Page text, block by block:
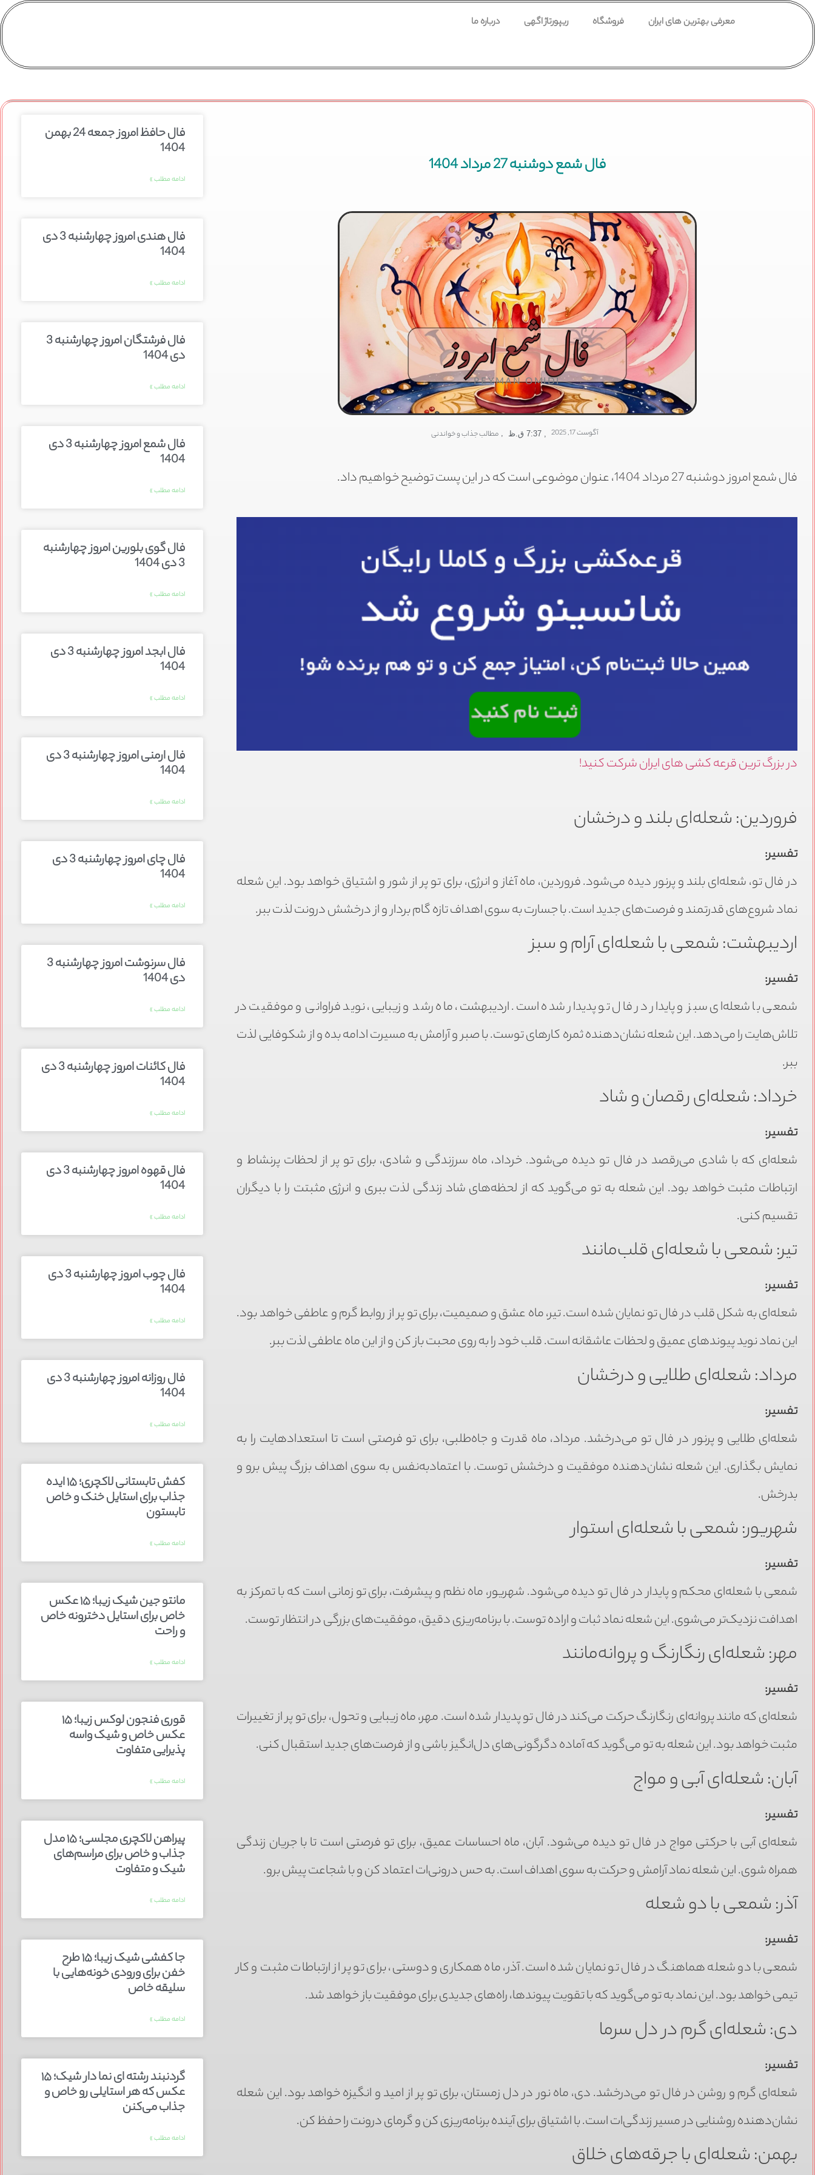
معرفی بهترین های ایران فروشگاه ریپورتاژ اگهی درباره ما
فال شمع دوشنبه 27 مرداد 1404
PEYMAN OMIDI
آگوست 17, 2025 , 7:37 ق.ظ مطالب جذاب و خواندنی
فال شمع امروز دوشنبه 27 مرداد 1404، عنوان موضوعی است که در این پست توضیح خواهیم داد.
در بزرگ ترین قرعه کشی های ایران شرکت کنید!
فروردین: شعله‌ای بلند و درخشان
تفسیر:
در فال تو، شعله‌ای بلند و پرنور دیده می‌شود. فروردین، ماه آغاز و انرژی، برای تو پر از شور و اشتیاق خواهد بود. این شعله
نماد شروع‌های قدرتمند و فرصت‌های جدید است. با جسارت به سوی اهداف تازه گام بردار و از درخشش درونت لذت ببر.
اردیبهشت: شمعی با شعله‌ای آرام و سبز
تفسیر:
شمعی با شعله‌ای سبز و پایدار در فال تو پدیدار شده است. اردیبهشت، ماه رشد و زیبایی، نوید فراوانی و موفقیت در
تلاش‌هایت را می‌دهد. این شعله نشان‌دهنده ثمره کارهای توست. با صبر و آرامش به مسیرت ادامه بده و از شکوفایی لذت
ببر.
خرداد: شعله‌ای رقصان و شاد
تفسیر:
شعله‌ای که با شادی می‌رقصد در فال تو دیده می‌شود. خرداد، ماه سرزندگی و شادی، برای تو پر از لحظات پرنشاط و
ارتباطات مثبت خواهد بود. این شعله به تو می‌گوید که از لحظه‌های شاد زندگی لذت ببری و انرژی مثبتت را با دیگران
تقسیم کنی.
تیر: شمعی با شعله‌ای قلب‌مانند
تفسیر:
شعله‌ای به شکل قلب در فال تو نمایان شده است. تیر، ماه عشق و صمیمیت، برای تو پر از روابط گرم و عاطفی خواهد بود.
این نماد نوید پیوندهای عمیق و لحظات عاشقانه است. قلب خود را به روی محبت باز کن و از این ماه عاطفی لذت ببر.
مرداد: شعله‌ای طلایی و درخشان
تفسیر:
شعله‌ای طلایی و پرنور در فال تو می‌درخشد. مرداد، ماه قدرت و جاه‌طلبی، برای تو فرصتی است تا استعدادهایت را به
نمایش بگذاری. این شعله نشان‌دهنده موفقیت و درخشش توست. با اعتمادبه‌نفس به سوی اهداف بزرگ پیش برو و
بدرخش.
شهریور: شمعی با شعله‌ای استوار
تفسیر:
شمعی با شعله‌ای محکم و پایدار در فال تو دیده می‌شود. شهریور، ماه نظم و پیشرفت، برای تو زمانی است که با تمرکز به
اهدافت نزدیک‌تر می‌شوی. این شعله نماد ثبات و اراده توست. با برنامه‌ریزی دقیق، موفقیت‌های بزرگی در انتظار توست.
مهر: شعله‌ای رنگارنگ و پروانه‌مانند
تفسیر:
شعله‌ای که مانند پروانه‌ای رنگارنگ حرکت می‌کند در فال تو پدیدار شده است. مهر، ماه زیبایی و تحول، برای تو پر از تغییرات
مثبت خواهد بود. این شعله به تو می‌گوید که آماده دگرگونی‌های دل‌انگیز باشی و از فرصت‌های جدید استقبال کنی.
آبان: شعله‌ای آبی و مواج
تفسیر:
شعله‌ای آبی با حرکتی مواج در فال تو دیده می‌شود. آبان، ماه احساسات عمیق، برای تو فرصتی است تا با جریان زندگی
همراه شوی. این شعله نماد آرامش و حرکت به سوی اهداف است. به حس درونی‌ات اعتماد کن و با شجاعت پیش برو.
آذر: شمعی با دو شعله
تفسیر:
شمعی با دو شعله هماهنگ در فال تو نمایان شده است. آذر، ماه همکاری و دوستی، برای تو پر از ارتباطات مثبت و کار
تیمی خواهد بود. این نماد به تو می‌گوید که با تقویت پیوندها، راه‌های جدیدی برای موفقیت باز خواهد شد.
دی: شعله‌ای گرم در دل سرما
تفسیر:
شعله‌ای گرم و روشن در فال تو می‌درخشد. دی، ماه نور در دل زمستان، برای تو پر از امید و انگیزه خواهد بود. این شعله
نشان‌دهنده روشنایی در مسیر زندگی‌ات است. با اشتیاق برای آینده برنامه‌ریزی کن و گرمای درونت را حفظ کن.
بهمن: شعله‌ای با جرقه‌های خلاق
فال حافظ امروز جمعه 24 بهمن
1404
ادامه مطلب »
فال هندی امروز چهارشنبه 3 دی
1404
ادامه مطلب »
فال فرشتگان امروز چهارشنبه 3
دی 1404
ادامه مطلب »
فال شمع امروز چهارشنبه 3 دی
1404
ادامه مطلب »
فال گوی بلورین امروز چهارشنبه
3 دی 1404
ادامه مطلب »
فال ابجد امروز چهارشنبه 3 دی
1404
ادامه مطلب »
فال ارمنی امروز چهارشنبه 3 دی
1404
ادامه مطلب »
فال چای امروز چهارشنبه 3 دی
1404
ادامه مطلب »
فال سرنوشت امروز چهارشنبه 3
دی 1404
ادامه مطلب »
فال کائنات امروز چهارشنبه 3 دی
1404
ادامه مطلب »
فال قهوه امروز چهارشنبه 3 دی
1404
ادامه مطلب »
فال چوب امروز چهارشنبه 3 دی
1404
ادامه مطلب »
فال روزانه امروز چهارشنبه 3 دی
1404
ادامه مطلب »
کفش تابستانی لاکچری؛ ۱۵ ایده‌
جذاب برای استایل خنک و خاص
تابستون
ادامه مطلب »
مانتو جین شیک زیبا؛ ۱۵ عکس
خاص برای استایل دخترونه خاص
و راحت
ادامه مطلب »
قوری فنجون لوکس زیبا؛ ۱۵
عکس خاص و شیک واسه
پذیرایی متفاوت
ادامه مطلب »
پیراهن لاکچری مجلسی؛ ۱۵ مدل
جذاب و خاص برای مراسم‌های
شیک و متفاوت
ادامه مطلب »
جا کفشی شیک زیبا؛ ۱۵ طرح
خفن برای ورودی خونه‌هایی با
سلیقه خاص
ادامه مطلب »
گردنبند رشته ای نما دار شیک؛ ۱۵
عکس که هر استایلی رو خاص و
جذاب می‌کنن
ادامه مطلب »